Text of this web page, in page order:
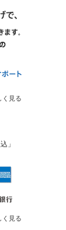
く見る
」
く見る